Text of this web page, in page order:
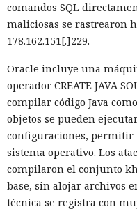
comandos SQL
maliciosas se rastrearon
178.162.151[.]229.
Oracle incluye una
operador CREATE JAVA
compilar código Java
objetos se pueden
configuraciones, permitir
sistema operativo. Los
compilaron el conjunto
base, sin alojar archivos
técnica se registra con